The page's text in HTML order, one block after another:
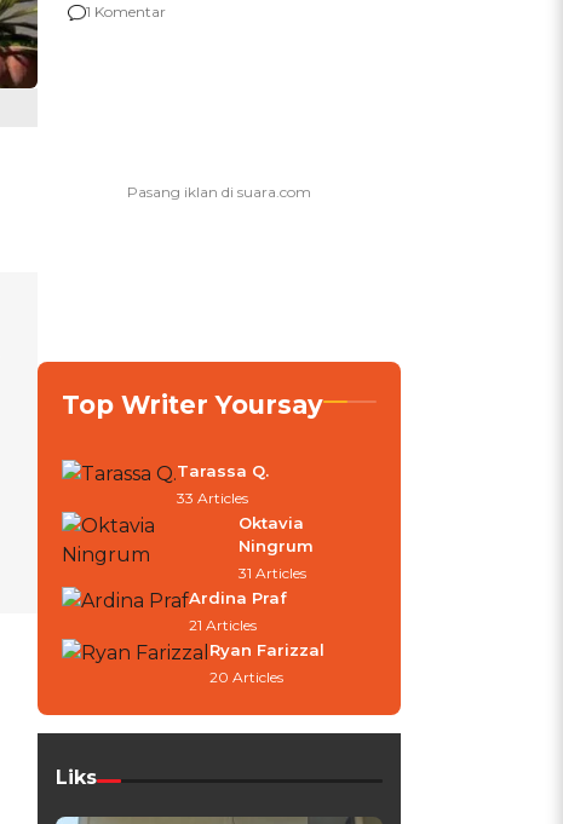
Usai Jadi Brigjen
1 Komentar
Top Writer Yoursay
Tarassa Q.
33 Articles
Oktavia
Ningrum
31 Articles
Ardina Praf
21 Articles
Ryan Farizzal
20 Articles
Liks